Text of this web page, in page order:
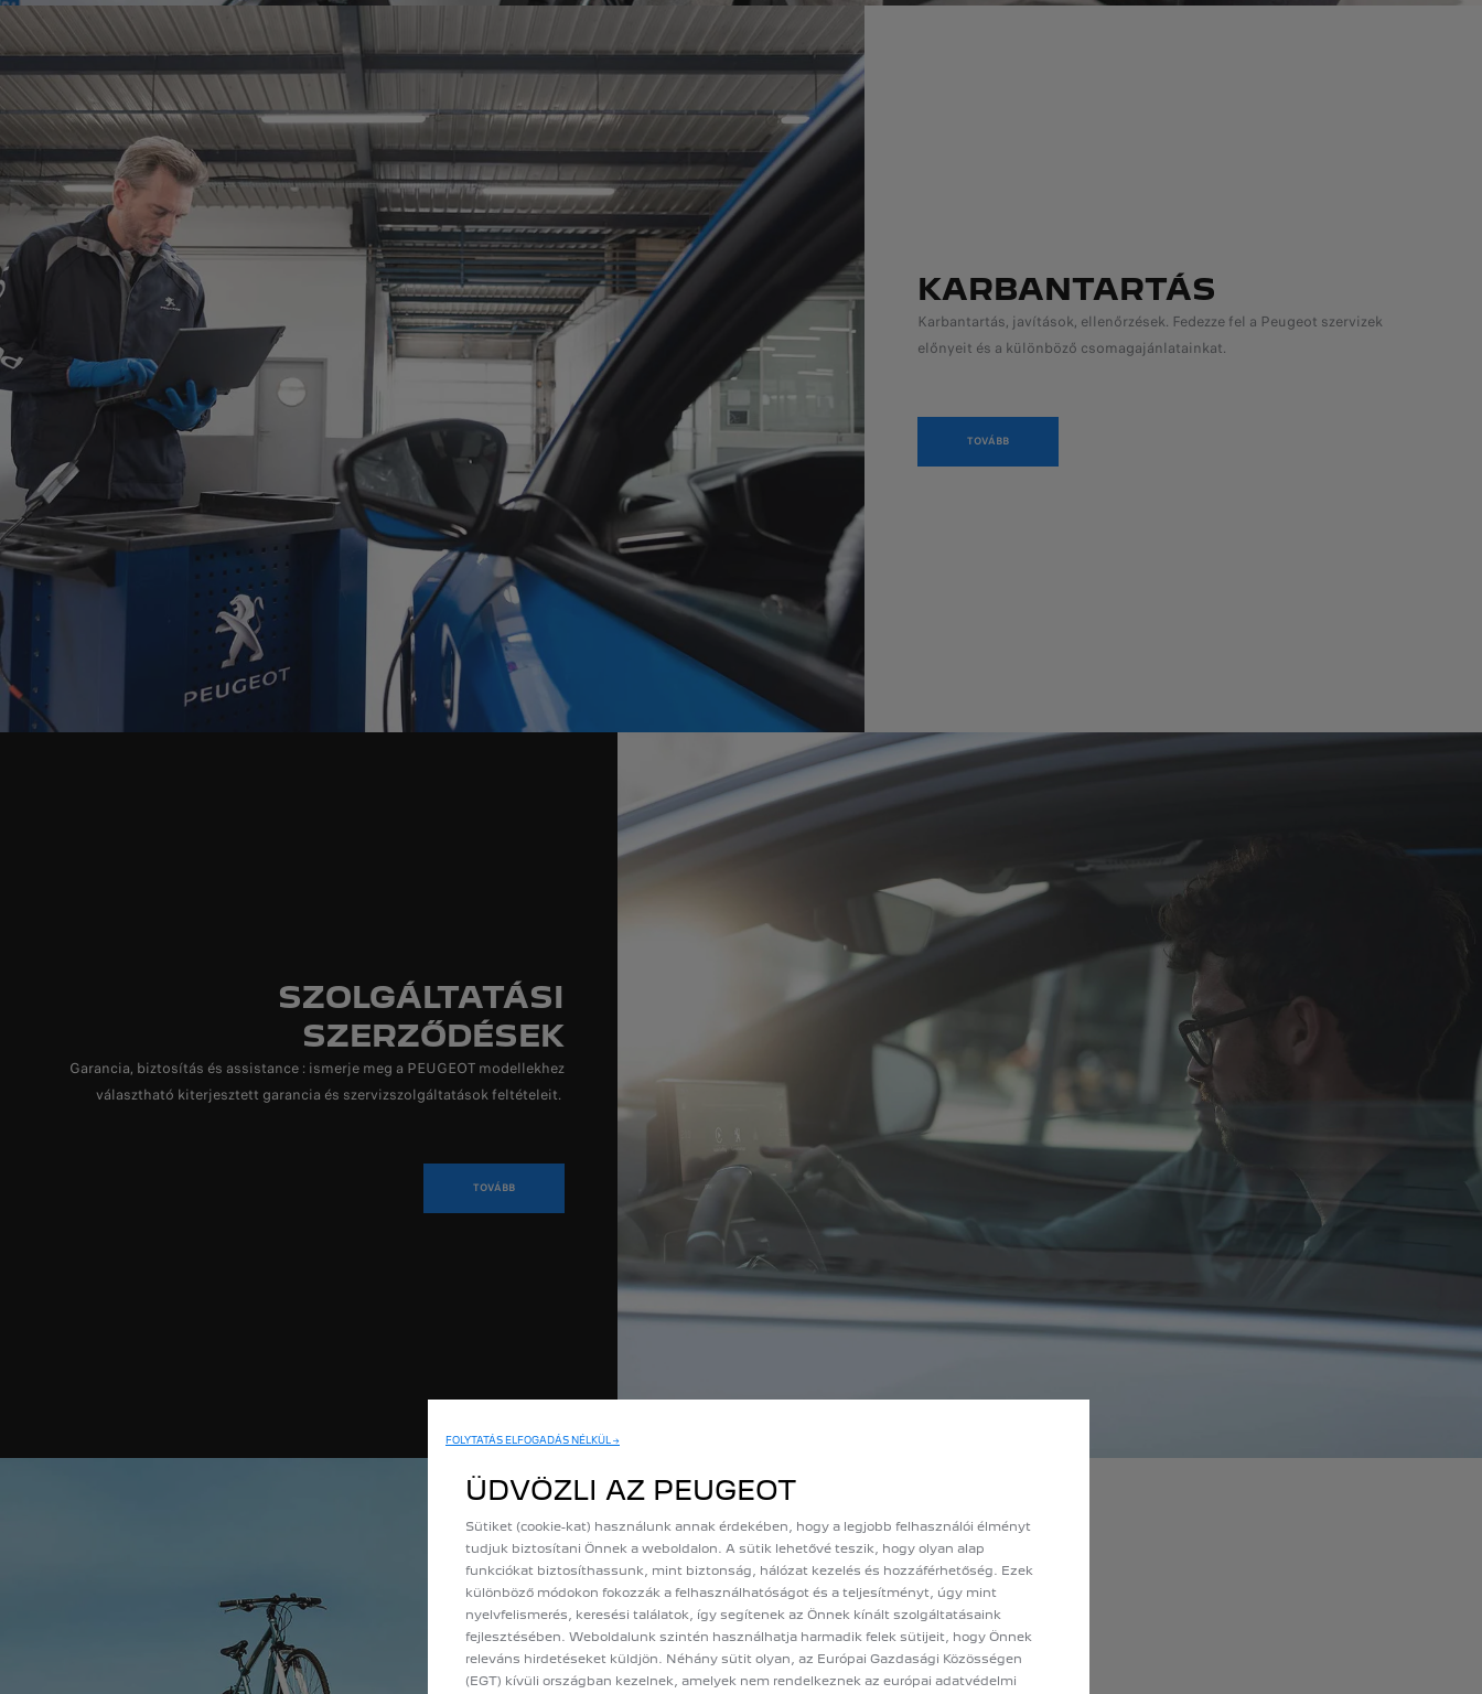
KARBANTARTÁS
Karbantartás, javítások, ellenőrzések. Fedezze fel a Peugeot szervizek
előnyeit és a különböző csomagajánlatainkat.
TOVÁBB
SZOLGÁLTATÁSI
SZERZŐDÉSEK
Garancia, biztosítás és assistance : ismerje meg a PEUGEOT modellekhez
választható kiterjesztett garancia és szervizszolgáltatások feltételeit.
TOVÁBB
FOLYTATÁS ELFOGADÁS NÉLKÜL →
ÜDVÖZLI AZ PEUGEOT
Sütiket (cookie-kat) használunk annak érdekében, hogy a legjobb felhasználói élményt
tudjuk biztosítani Önnek a weboldalon. A sütik lehetővé teszik, hogy olyan alap
funkciókat biztosíthassunk, mint biztonság, hálózat kezelés és hozzáférhetőség. Ezek
különböző módokon fokozzák a felhasználhatóságot és a teljesítményt, úgy mint
nyelvfelismerés, keresési találatok, így segítenek az Önnek kínált szolgáltatásaink
fejlesztésében. Weboldalunk szintén használhatja harmadik felek sütijeit, hogy Önnek
releváns hirdetéseket küldjön. Néhány sütit olyan, az Európai Gazdasági Közösségen
(EGT) kívüli országban kezelnek, amelyek nem rendelkeznek az európai adatvédelmi